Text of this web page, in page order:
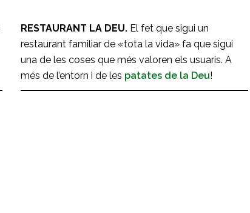
RESTAURANT LA DEU. El fet que sigui un
restaurant familiar de «tota la vida» fa que sigui
una de les coses que més valoren els usuaris. A
més de l’entorn i de les patates de la Deu!